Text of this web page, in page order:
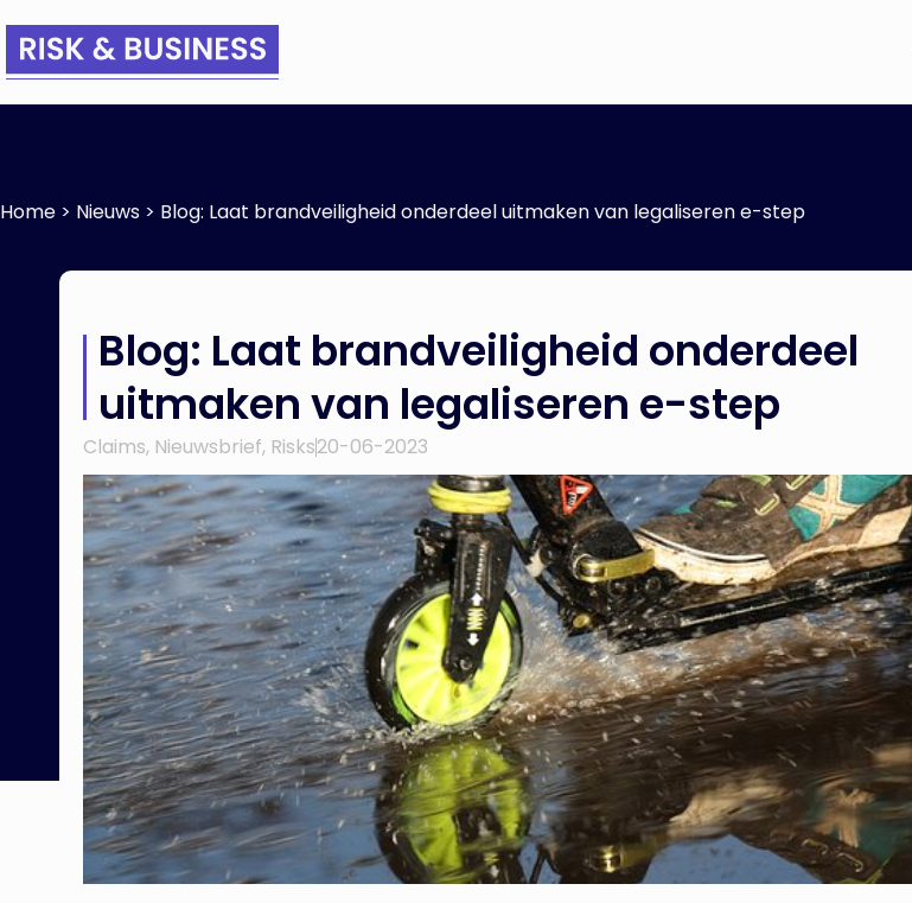
Home > Nieuws > Blog: Laat brandveiligheid onderdeel uitmaken van legaliseren e-step
Blog: Laat brandveiligheid onderdeel
uitmaken van legaliseren e-step
Claims, Nieuwsbrief, Risks20-06-2023